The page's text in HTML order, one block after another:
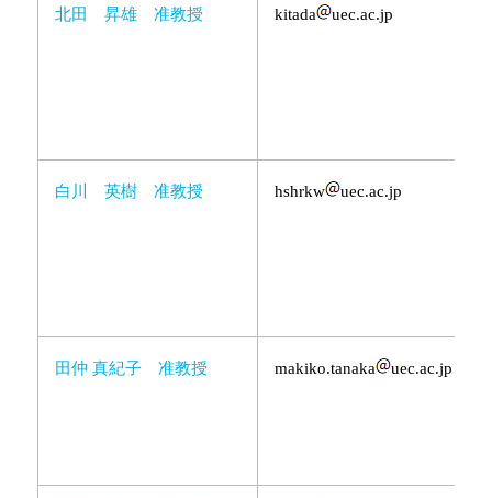
北田 昇雄 准教授 kitada uec.ac.jp
白川 英樹 准教授 hshrkw uec.ac.jp
田仲 真紀子 准教授 makiko.tanaka uec.ac.jp